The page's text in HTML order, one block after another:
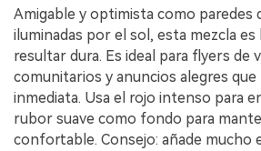
Amigable y optimista como paredes
iluminadas por el sol, esta mezcla es
resultar dura. Es ideal para flyers de
comunitarios y anuncios alegres que
inmediata. Usa el rojo intenso para
rubor suave como fondo para
confortable. Consejo: añade mucho